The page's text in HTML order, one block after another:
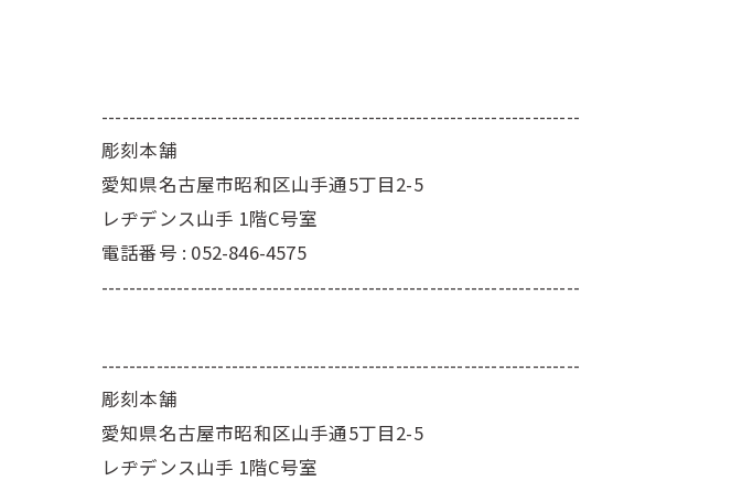
----------------------------------------------------------------------
彫刻本舗
愛知県名古屋市昭和区山手通5丁目2-5
レヂデンス山手 1階C号室
電話番号 : 052-846-4575
----------------------------------------------------------------------
----------------------------------------------------------------------
彫刻本舗
愛知県名古屋市昭和区山手通5丁目2-5
レヂデンス山手 1階C号室